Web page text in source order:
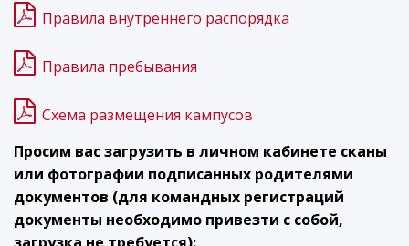
Правила внутреннего распорядка
Правила пребывания
Схема размещения кампусов
Просим вас загрузить в личном кабинете сканы
или фотографии подписанных родителями
документов (для командных регистраций
документы необходимо привезти с собой,